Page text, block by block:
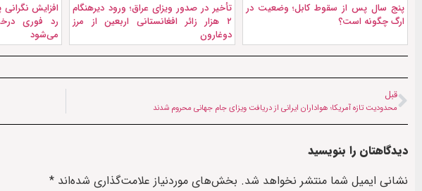
پنج سال پس از سقوط کابل؛ وضعیت در
ارگ چگونه است؟
تأخیر در صدور ویزای عراق؛ ورود دیرهنگام
۲ هزار زائر افغانستانی اربعین از مرز
دوغارون
افزایش نگرانی
رد فوری
می‌شود
قبل
محدودیت تازه آمریکا؛ هواداران ایرانی از دریافت ویزای جام جهانی محروم شدند
دیدگاهتان را بنویسید
نشانی ایمیل شما منتشر نخواهد شد. بخش‌های موردنیاز علامت‌گذاری شده‌اند *